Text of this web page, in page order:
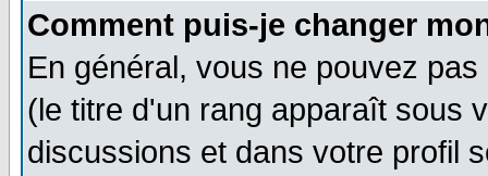
Comment puis-je changer
En général, vous ne pouvez
(le titre d'un rang apparaît sous
discussions et dans votre profil